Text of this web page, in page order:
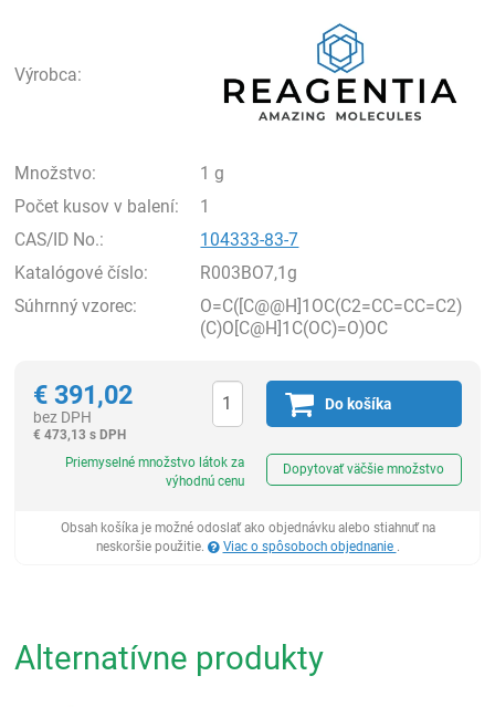
Výrobca:
Množstvo:
1 g
Počet kusov v balení:
1
CAS/ID No.:
104333-83-7
Katalógové číslo:
R003BO7,1g
Súhrnný vzorec:
O=C([C@@H]1OC(C2=CC=CC=C2)
(C)O[C@H]1C(OC)=O)OC
€ 391,02
bez DPH
€ 473,13 s DPH
Do košíka
Priemyselné množstvo látok za
výhodnú cenu
Dopytovať väčšie množstvo
Obsah košíka je možné odoslať ako objednávku alebo stiahnuť na
neskoršie použitie.
Viac o spôsoboch objednanie .
Alternatívne produkty